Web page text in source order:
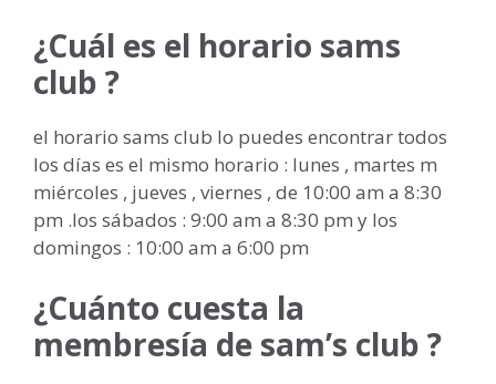
¿Cuál es el horario sams
club ?
el horario sams club lo puedes encontrar todos
los días es el mismo horario : lunes , martes m
miércoles , jueves , viernes , de 10:00 am a 8:30
pm .los sábados : 9:00 am a 8:30 pm y los
domingos : 10:00 am a 6:00 pm
¿Cuánto cuesta la
membresía de sam’s club ?